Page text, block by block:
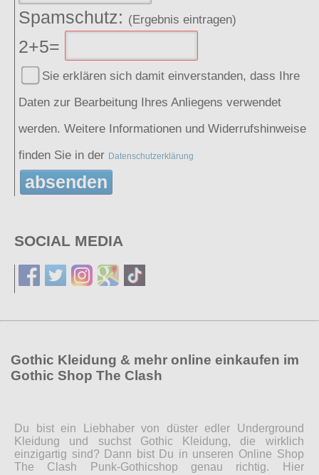
Spamschutz: (Ergebnis eintragen)
2+5=
Sie erklären sich damit einverstanden, dass Ihre
Daten zur Bearbeitung Ihres Anliegens verwendet
werden. Weitere Informationen und Widerrufshinweise
finden Sie in der Datenschutzerklärung
absenden
SOCIAL MEDIA
Gothic Kleidung & mehr online einkaufen im
Gothic Shop The Clash
Du bist ein Liebhaber von düster edler Underground
Kleidung und suchst Gothic Kleidung, die wirklich
einzigartig sind? Dann bist Du in unseren Online Shop
The Clash Punk-Gothicshop genau richtig. Hier